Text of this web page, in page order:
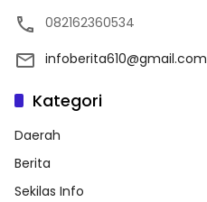
082162360534
infoberita610@gmail.com
Kategori
Daerah
Berita
Sekilas Info